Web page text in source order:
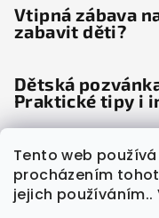
Tento web
procházením
jejich
Vtipná zábava
zabavit děti?
Dětská
Praktické tipy i
Dětské noviny:
"šílí" radostí